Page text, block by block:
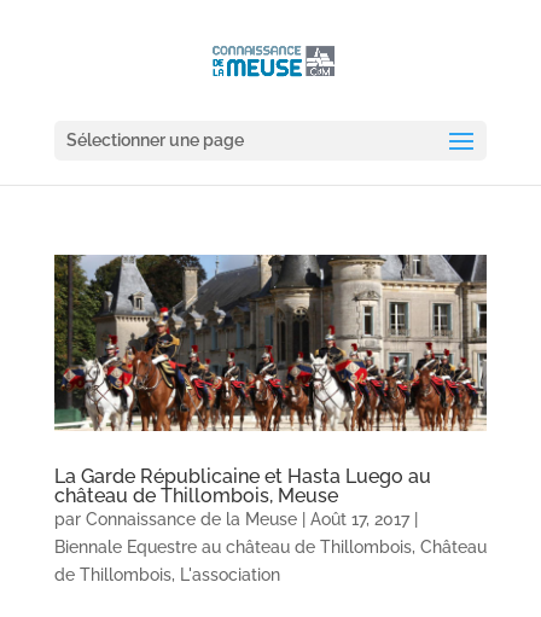
Sélectionner une page
La Garde Républicaine et Hasta Luego au
château de Thillombois, Meuse
par Connaissance de la Meuse| Août 17, 2017|
Biennale Equestre au château de Thillombois, Château
de Thillombois, L'association